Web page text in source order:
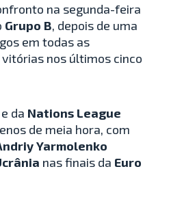
na segunda-feira
Grupo B, depois de uma
em todas as
nos últimos cinco
e da Nations League
de meia hora, com
Yarmolenko
nas finais da Euro